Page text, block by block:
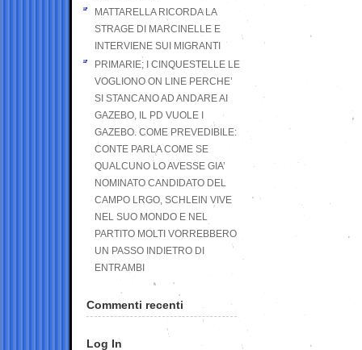
MATTARELLA RICORDA LA
STRAGE DI MARCINELLE E
INTERVIENE SUI MIGRANTI
PRIMARIE; I CINQUESTELLE LE
VOGLIONO ON LINE PERCHE’
SI STANCANO AD ANDARE AI
GAZEBO, IL PD VUOLE I
GAZEBO. COME PREVEDIBILE:
CONTE PARLA COME SE
QUALCUNO LO AVESSE GIA’
NOMINATO CANDIDATO DEL
CAMPO LRGO, SCHLEIN VIVE
NEL SUO MONDO E NEL
PARTITO MOLTI VORREBBERO
UN PASSO INDIETRO DI
ENTRAMBI
Commenti recenti
Log In